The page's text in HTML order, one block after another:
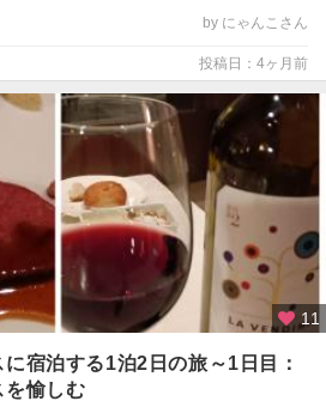
by にゃんこさん
投稿日：4ヶ月前
11
宿泊する1泊2日の旅～1日目：
を愉しむ